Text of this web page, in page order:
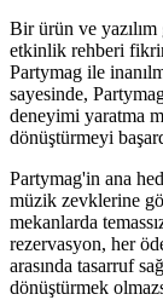
Bir ürün ve
etkinlik rehberi
Partymag ile
sayesinde,
deneyimi yaratma
dönüştürmeyi
Partymag'in ana
müzik zevklerine
mekanlarda
rezervasyon, her
arasında tasarruf
dönüştürmek